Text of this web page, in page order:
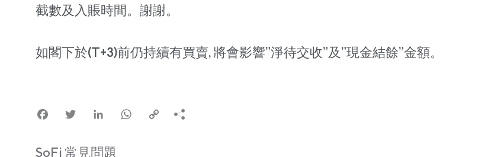
截數及入賬時間。謝謝。
如閣下於(T+3)前仍持續有買賣, 將會影響”淨待交收”及”現金結餘”金額。
FacebookTwitter LinkedInWhatsApp
Copy
SoFi 常見問題